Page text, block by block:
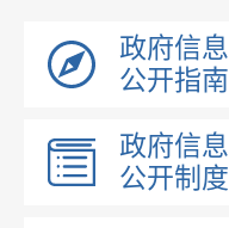
政府信息
公开指南
政府信息
公开制度